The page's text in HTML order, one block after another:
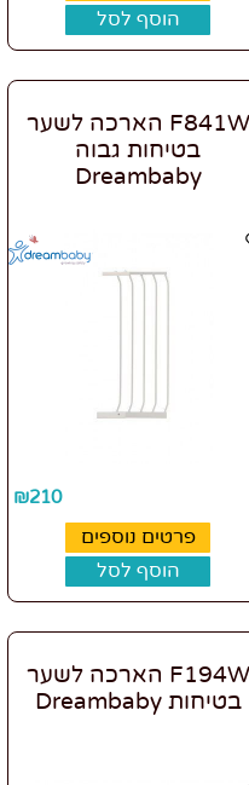
הוסף לסל
F841W הארכה לשער
בטיחות גבוה
Dreambaby
₪210
פרטים נוספים
הוסף לסל
F194W הארכה לשער
בטיחות Dreambaby